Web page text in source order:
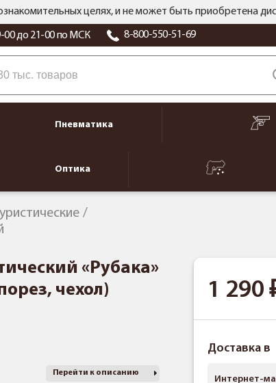
целях, и не может быть приобретена
00 до 21-00 по МСК 8-800-550-51-69
Пневматика
Оптика
«Рубака»
чехол)
Перейти к описанию
1 290
Доставка в
Интернет-